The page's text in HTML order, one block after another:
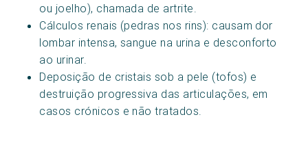
ou joelho), chamada de artrite.
Cálculos renais (pedras nos rins): causam dor
lombar intensa, sangue na urina e desconforto
ao urinar.
Deposição de cristais sob a pele (tofos) e
destruição progressiva das articulações, em
casos crónicos e não tratados.